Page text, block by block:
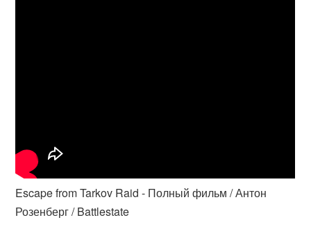
Escape from Tarkov Raid - Полный фильм / Антон
Розенберг / Battlestate